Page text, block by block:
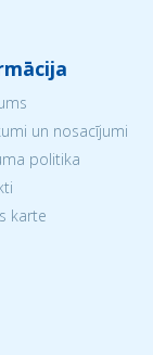
un nosacījumi
politika
karte